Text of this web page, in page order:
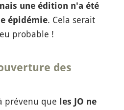
une édition n'a été
épidémie. Cela serait
probable !
des
prévenu que
les JO ne